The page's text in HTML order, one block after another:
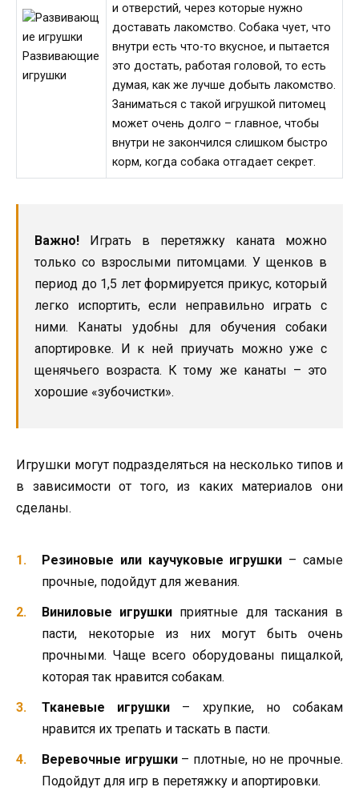
Развивающие
игрушки
и отверстий, через которые нужно
доставать лакомство. Собака чует, что
внутри есть что-то вкусное, и пытается
это достать, работая головой, то есть
думая, как же лучше добыть лакомство.
Заниматься с такой игрушкой питомец
может очень долго – главное, чтобы
внутри не закончился слишком быстро
корм, когда собака отгадает секрет.
Важно! Играть в перетяжку каната можно
только со взрослыми питомцами. У щенков в
период до 1,5 лет формируется прикус, который
легко испортить, если неправильно играть с
ними. Канаты удобны для обучения собаки
апортировке. И к ней приучать можно уже с
щенячьего возраста. К тому же канаты – это
хорошие «зубочистки».
Игрушки могут подразделяться на несколько типов и
в зависимости от того, из каких материалов они
сделаны.
Резиновые или каучуковые игрушки – самые
прочные, подойдут для жевания.
Виниловые игрушки приятные для таскания в
пасти, некоторые из них могут быть очень
прочными. Чаще всего оборудованы пищалкой,
которая так нравится собакам.
Тканевые игрушки – хрупкие, но собакам
нравится их трепать и таскать в пасти.
Веревочные игрушки– плотные, но не прочные.
Подойдут для игр в перетяжку и апортировки.